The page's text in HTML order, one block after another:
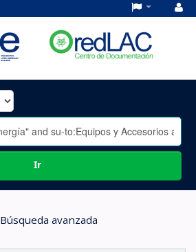
Ir
Búsqueda avanzada